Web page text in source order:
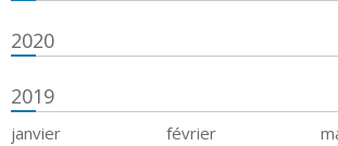
2020
2019
janvier février